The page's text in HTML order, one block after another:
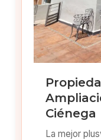
Ciénega
La mejor